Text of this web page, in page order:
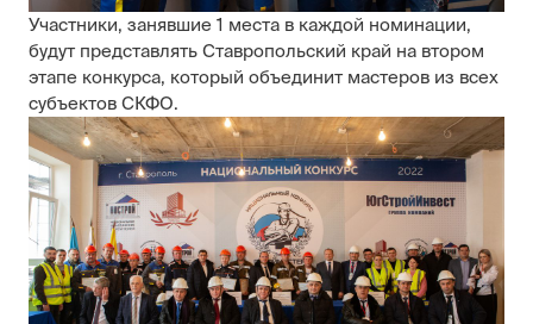
Участники, занявшие 1 места в каждой номинации,
будут представлять Ставропольский край на втором
этапе конкурса, который объединит мастеров из всех
субъектов СКФО.